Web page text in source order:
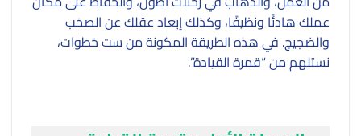
عملك هادئًا ونظيفًا، وكذلك إبعاد عقلك عن الصخب
والضجيج. في هذه الطريقة المكونة من ست خطوات،
نستلهم من “قمرة القيادة”.